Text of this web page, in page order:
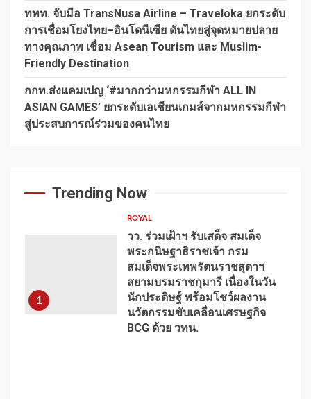
ททท. จับมือ TransNusa Airline – Traveloka ยกระดับ
การเชื่อมโยงไทย–อินโดนีเซีย ดันไทยสู่จุดหมายปลาย
ทางคุณภาพ เชื่อม Asean Tourism และ Muslim-
Friendly Destination
กกท.ส่งแคมเปญ ‘#มากกว่ามหกรรมกีฬา ALL IN
ASIAN GAMES’ ยกระดับเอเชียนเกมส์จากมหกรรมกีฬา
สู่ประสบการณ์ร่วมของคนไทย
Trending Now
1
ROYAL
วว. ร่วมเฝ้าฯ รับเสด็จ สมเด็จ
พระกนิษฐาธิราชเจ้า กรม
สมเด็จพระเทพรัตนราชสุดาฯ
สยามบรมราชกุมารี เนื่องในวัน
นักประดิษฐ์ พร้อมโชว์ผลงาน
นวัตกรรมขับเคลื่อนเศรษฐกิจ
BCG ด้วย วทน.